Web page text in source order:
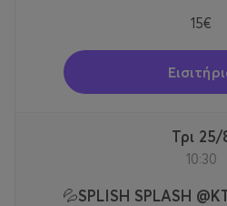
15€
Τρι 25/
10:30
💦SPLISH SPLASH